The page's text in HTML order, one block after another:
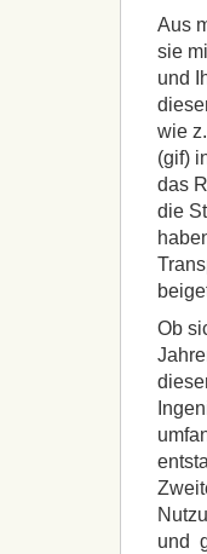
Aus
sie
und
wie
(gif)
das
die
Ob
und